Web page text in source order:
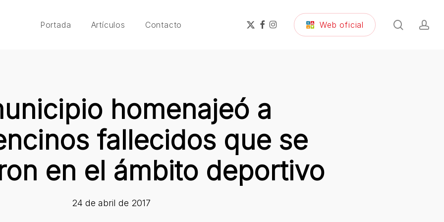
Portada Artículos Contacto
x-
twitter
facebook
instagram Web oficial search
homenajeó a
fallecidos que se
en el ámbito deportivo
24 de abril de 2017